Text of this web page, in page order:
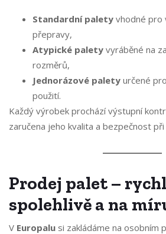
Standardní palety vhodné pro
přepravy,
Atypické palety vyráběné na
rozměrů,
Jednorázové palety určené
použití.
Každý výrobek prochází výstupní
zaručena jeho kvalita a bezpečnost při
Prodej palet –
spolehlivě a na
V Europalu si zakládáme na osobním